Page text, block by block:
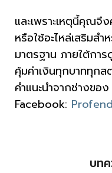
และเพราะเหตุนี้คุณจึ
หรือใช้อะไหล่เสริมส
มาตรฐาน ภายใต้กา
คุ้มค่าเงินทุกบาททุก
คำแนะนำจากช่างข
Facebook:
บท